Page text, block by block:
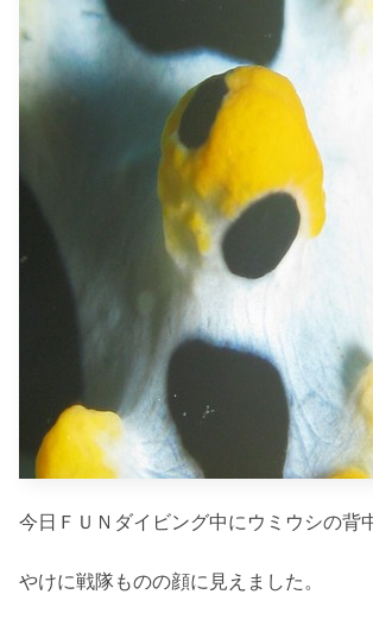
今日ＦＵＮダイビング中にウミウシの背
やけに戦隊ものの顔に見えました。